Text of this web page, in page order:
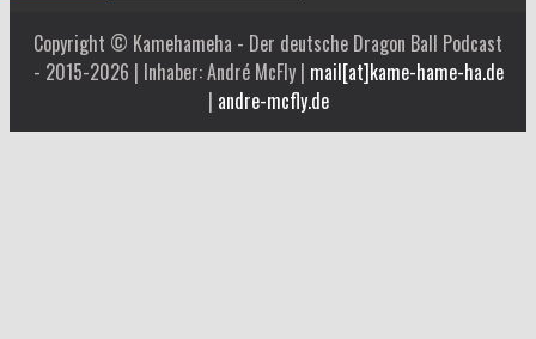
Copyright © Kamehameha - Der deutsche Dragon Ball Podcast
- 2015-2026 | Inhaber: André McFly | mail[at]kame-hame-ha.de
| andre-mcfly.de